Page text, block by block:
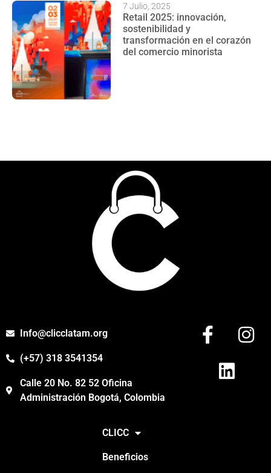
Retail 2025: innovación,
sostenibilidad y
transformación en el corazón
del comercio minorista
7 Julio, 2025
Info@clicclatam.org
(+57) 318 3541354
Calle 20 No. 82 52 Oficina
Administración Bogotá, Colombia
CLICC
Beneficios